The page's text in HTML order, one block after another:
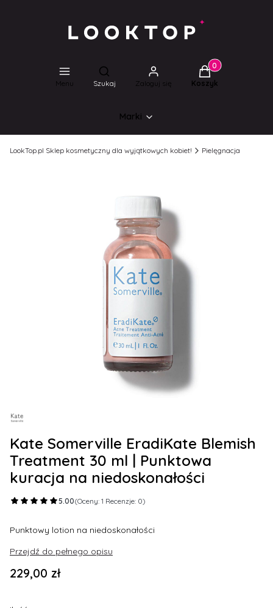
Menu
Otwórz wyszukiwarkę
Szukaj Zaloguj się
Produkty w
Koszyk
Marki
LookTop.pl Sklep kosmetyczny dla wyjątkowych kobiet! Pielęgnacja
Kate Somerville EradiKate Blemish
Treatment 30 ml | Punktowa
kuracja na niedoskonałości
5.00(Oceny: 1 Recenzje: 0)
Punktowy lotion na niedoskonałości
Przejdź do pełnego opisu
Cena
229,00 zł